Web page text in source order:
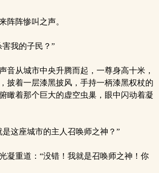
阵阵惨叫之声。
我的子民？”
音从城市中央升腾而起，一尊身高十米，
披着一层漆黑披风，手持一柄漆黑权杖的
瞰着那个巨大的虚空虫巢，眼中闪动着凝
这座城市的主人召唤师之神？”
凝重道：“没错！我就是召唤师之神！你